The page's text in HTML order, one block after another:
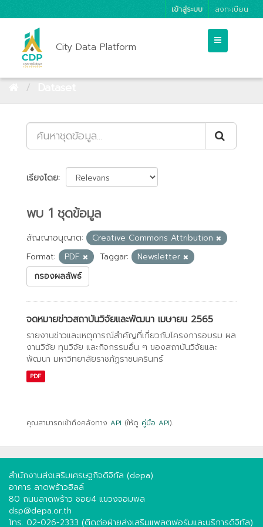
เข้าสู่ระบบ ลงทะเบียน
City Data Platform
เรียงโดย
พบ 1 ชุดข้อมูล
สัญญาอนุญาต:
Creative Commons Attribution
Format:
PDF Taggar:
Newsletter
กรองผลลัพธ์
จดหมายข่าวสถาบันวิจัยและพัฒนา เมษายน 2565
รายงานข่าวและเหตุการณ์สำคัญที่เกี่ยวกับโครงการอบรม ผล
งานวิจัย ทุนวิจัย และกิจกรรมอื่น ๆ ของสถาบันวิจัยและ
พัฒนา มหาวิทยาลัยราชภัฏราชนครินทร์
PDF
คุณสามารถเข้าถึงคลังทาง API (ให้ดู คู่มือ API).
สำนักงานส่งเสริมเศรษฐกิจดิจิทัล (depa)
อาคาร ลาดพร้าวฮิลล์
80 ถนนลาดพร้าว ซอย4 แขวงจอมพล
dsp@depa.or.th
โทร. 02-026-2333 (ติดต่อฝ่ายส่งเสริมแพลตฟอร์มและบริการดิจิทัล)